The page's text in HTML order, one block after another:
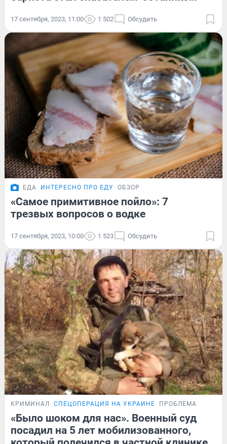
17 сентября, 2023, 11:00 1 502 Обсудить
ЕДА ИНТЕРЕСНО ПРО ЕДУ ОБЗОР
«Самое примитивное пойло»: 7
трезвых вопросов о водке
17 сентября, 2023, 10:00 1 523 Обсудить
КРИМИНАЛ СПЕЦОПЕРАЦИЯ НА УКРАИНЕ ПРОБЛЕМА
«Было шоком для нас». Военный суд
посадил на 5 лет мобилизованного,